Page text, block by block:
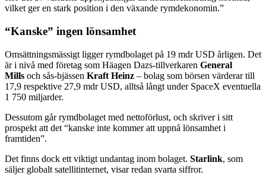
vilket ger en stark position i den växande rymdekonomin.”
“Kanske” ingen lönsamhet
Omsättningsmässigt ligger rymdbolaget på 19 mdr USD årligen. Det
är i nivå med företag som Häagen Dazs-tillverkaren General
Mills och sås-bjässen Kraft Heinz – bolag som börsen värderar till
17,9 respektive 27,9 mdr USD, alltså långt under SpaceX eventuella
1 750 miljarder.
Dessutom går rymdbolaget med nettoförlust, och skriver i sitt
prospekt att det “kanske inte kommer att uppnå lönsamhet i
framtiden”.
Det finns dock ett viktigt undantag inom bolaget. Starlink, som
säljer globalt satellitinternet, visar redan svarta siffror.